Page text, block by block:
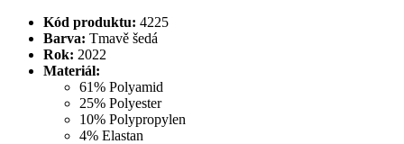
Kód produktu: 4225
Barva: Tmavě šedá
Rok: 2022
Materiál:
61% Polyamid
25% Polyester
10% Polypropylen
4% Elastan